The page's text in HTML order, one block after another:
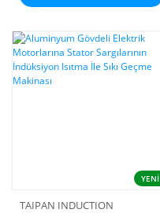
YENİ
TAIPAN INDUCTION